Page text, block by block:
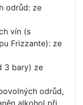
odrůd: ze
vín (s
Frizzante): ze
3 bary) ze
odrůd,
alkohol při